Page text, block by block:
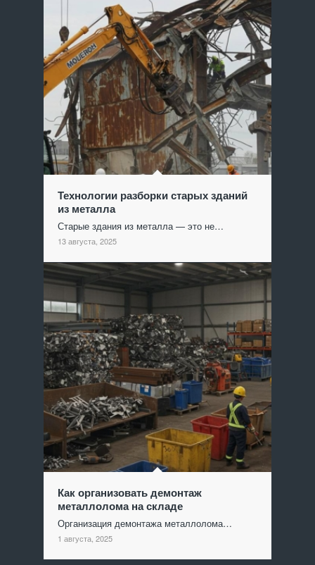
Технологии разборки старых зданий
из металла
Старые здания из металла — это не…
13 августа, 2025
Как организовать демонтаж
металлолома на складе
Организация демонтажа металлолома…
1 августа, 2025